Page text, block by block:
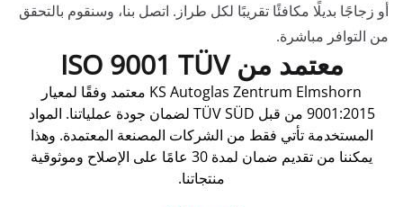
أو زجاجًا بديلًا مكافئًا تقريبًا لكل طراز. اتصل بنا، وسنقوم بالتحقق
من التوافر مباشرة.
معتمد من ISO 9001 TÜV
KS Autoglas Zentrum Elmshorn معتمد وفقًا لمعيار
9001:2015 من قبل TÜV SÜD لضمان جودة عملياتنا. المواد
المستخدمة تأتي فقط من الشركات المصنعة المعتمدة. وهذا
يمكننا من تقديم ضمان لمدة 30 عامًا على الإصلاح وموثوقية
منتجاتنا.